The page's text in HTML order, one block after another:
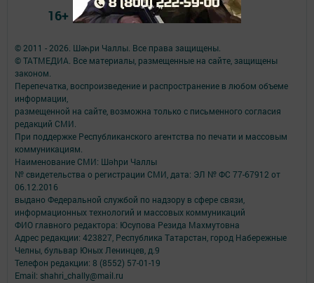
© 2011 - 2026. Шәһри Чаллы. Все права защищены.
© ТАТМЕДИА. Все материалы, размещенные на сайте, защищены
законом.
Перепечатка, воспроизведение и распространение в любом объеме
информации,
размещенной на сайте, возможна только с письменного согласия
редакций СМИ.
При поддержке Республиканского агентства по печати и массовым
коммуникациям.
Наименование СМИ: Шəhри Чаллы
№ свидетельства о регистрации СМИ, дата: ЭЛ № ФС 77-67912 от
06.12.2016
выдано Федеральной службой по надзору в сфере связи,
информационных технологий и массовых коммуникаций
ФИО главного редактора: Юсупова Резида Махмутовна
Адрес редакции: 423827, Республика Татарстан, город Набережные
Челны, бульвар Юных Ленинцев, д.9
Телефон редакции: 8 (8552) 57-01-19
Email: shahri_chally@mail.ru
16+